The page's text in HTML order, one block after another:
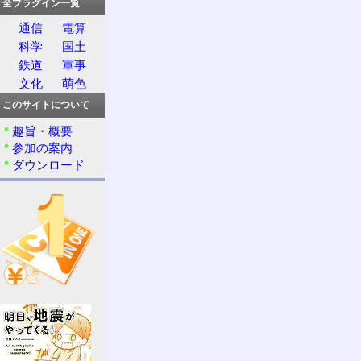
全プラグイン一覧
通信
電算
科学
国土
鉄道
軍事
文化
萌色
このサイトについて
趣旨・概要
参加の案内
ダウンロード